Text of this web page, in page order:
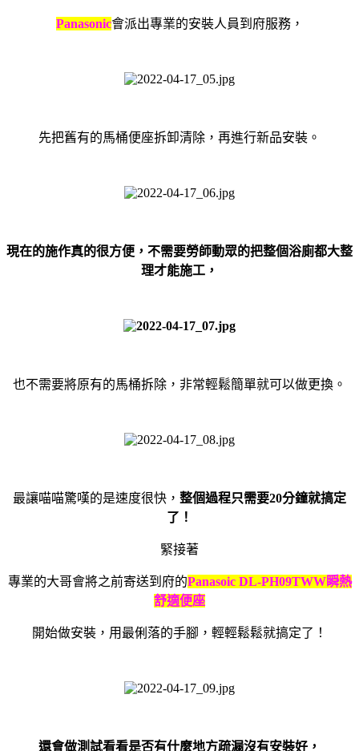
Panasonic會派出專業的安裝人員到府服務，
先把舊有的馬桶便座拆卸清除，再進行新品安裝。
現在的施作真的很方便，不需要勞師動眾的把整個浴廁都大整
理才能施工，
也不需要將原有的馬桶拆除，非常輕鬆簡單就可以做更換。
最讓喵喵驚嘆的是速度很快， 整個過程只需要20分鐘就搞定
了！
緊接著
專業的大哥會將之前寄送到府的Panasoic DL-PH09TWW瞬熱
舒適便座
開始做安裝，用最俐落的手腳，輕輕鬆鬆就搞定了！
還會做測試看看是否有什麼地方疏漏沒有安裝好，